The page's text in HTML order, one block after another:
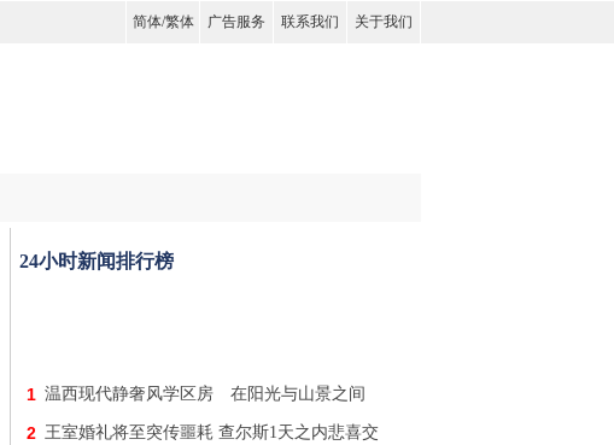
简体/繁体 广告服务 联系我们 关于我们
24小时新闻排行榜
1 温西现代静奢风学区房 在阳光与山景之间
2 王室婚礼将至突传噩耗 查尔斯1天之内悲喜交